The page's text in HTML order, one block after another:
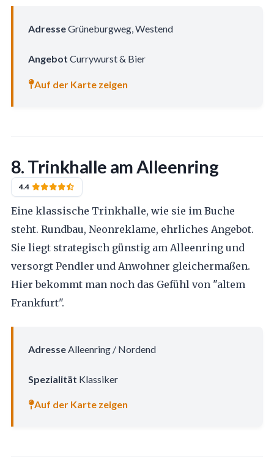
AdresseGrüneburgweg, Westend
Angebot Currywurst & Bier
Auf der Karte zeigen
8. Trinkhalle am Alleenring
4.4
Eine klassische Trinkhalle, wie sie im Buche
steht. Rundbau, Neonreklame, ehrliches Angebot.
Sie liegt strategisch günstig am Alleenring und
versorgt Pendler und Anwohner gleichermaßen.
Hier bekommt man noch das Gefühl von "altem
Frankfurt".
AdresseAlleenring / Nordend
Spezialität Klassiker
Auf der Karte zeigen